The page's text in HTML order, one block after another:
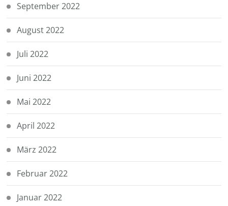
September 2022
August 2022
Juli 2022
Juni 2022
Mai 2022
April 2022
März 2022
Februar 2022
Januar 2022